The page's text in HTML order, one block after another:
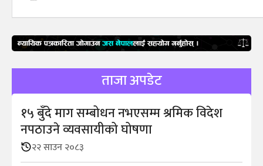
ताजा अपडेट
१५ बुँदे माग सम्बोधन नभएसम्म श्रमिक विदेश
नपठाउने व्यवसायीको घोषणा
२२ साउन २०८३